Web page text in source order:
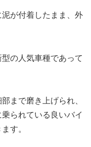
が付着したまま、外
の人気車種であって
まで磨き上げられ、
られている良いバイ
す。